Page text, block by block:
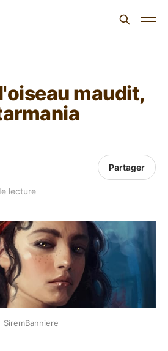
maudit,
lecture
Partager
SiremBanniere